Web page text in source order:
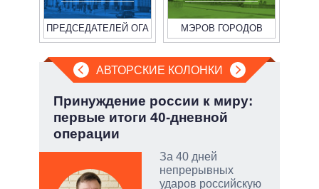
ПРЕДСЕДАТЕЛЕЙ ОГА МЭРОВ ГОРОДОВ
АВТОРСКИЕ КОЛОНКИ
Принуждение россии к миру:
первые итоги 40-дневной
операции
За 40 дней
непрерывных
ударов российскую